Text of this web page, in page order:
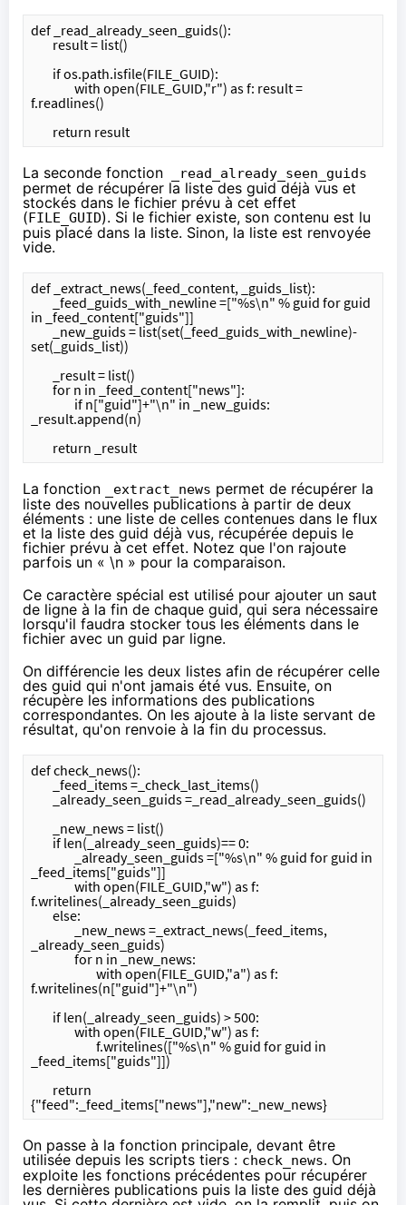
def _read_already_seen_guids():
	result = list()
	if os.path.isfile(FILE_GUID):
f.readlines()
	return result
La seconde fonction _read_already_seen_guids
permet de récupérer la liste des guid déjà vus et
stockés dans le fichier prévu à cet effet
( FILE_GUID). Si le fichier existe, son contenu est lu
puis placé dans la liste. Sinon, la liste est renvoyée
vide.
def _extract_news(_feed_content, _guids_list):
in _feed_content["guids"]]
set(_guids_list))
	_result = list()
	for n in _feed_content["news"]:
_result.append(n)
	return _result
La fonction _extract_news permet de récupérer la
liste des nouvelles publications à partir de deux
éléments : une liste de celles contenues dans le flux
et la liste des guid déjà vus, récupérée depuis le
fichier prévu à cet effet. Notez que l'on rajoute
parfois un « \n » pour la comparaison.
Ce caractère spécial est utilisé pour ajouter un saut
de ligne à la fin de chaque guid, qui sera nécessaire
lorsqu'il faudra stocker tous les éléments dans le
fichier avec un guid par ligne.
On différencie les deux listes afin de récupérer celle
des guid qui n'ont jamais été vus. Ensuite, on
récupère les informations des publications
correspondantes. On les ajoute à la liste servant de
résultat, qu'on renvoie à la fin du processus.
def check_news():
	_feed_items =_check_last_items()
	_already_seen_guids =_read_already_seen_guids()
	if len(_already_seen_guids)== 0:
_feed_items["guids"]]
f.writelines(_already_seen_guids)
	else:
_already_seen_guids)
		for n in _new_news:
f.writelines(n["guid"]+"\n")
	if len(_already_seen_guids) > 500:
		with open(FILE_GUID,"w") as f:
_feed_items["guids"]])
{"feed":_feed_items["news"],"new":_new_news}
On passe à la fonction principale, devant être
utilisée depuis les scripts tiers : check_news. On
exploite les fonctions précédentes pour récupérer
les dernières publications puis la liste des guid déjà